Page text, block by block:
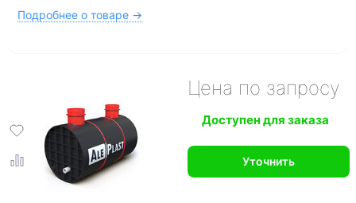
Подробнее о товаре →
Цена по запросу
Доступен для заказа
Уточнить